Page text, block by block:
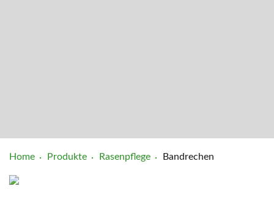
Home Produkte Rasenpflege Bandrechen